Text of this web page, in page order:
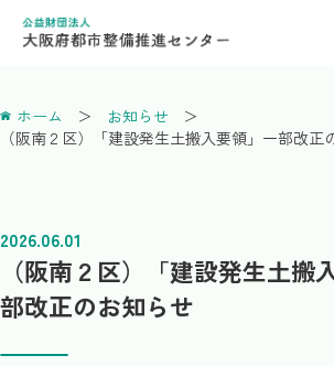
ホーム
お知らせ
（阪南２区）「建設発生土搬入要領」一部改正
2026.06.01
（阪南２区）「建設発生土搬
部改正のお知らせ